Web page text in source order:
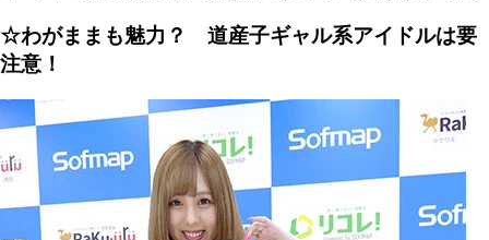
☆わがままも魅力？ 道産子ギャル系アイドルは要
注意！